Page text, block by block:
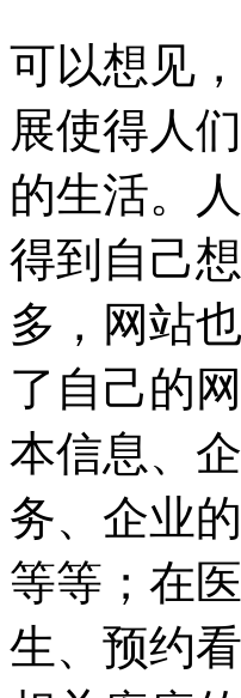
可以想见
展使得人
的生活。
得到自己
多，网站
了自己的
本信息、
务、企业
等等；在
生、预约